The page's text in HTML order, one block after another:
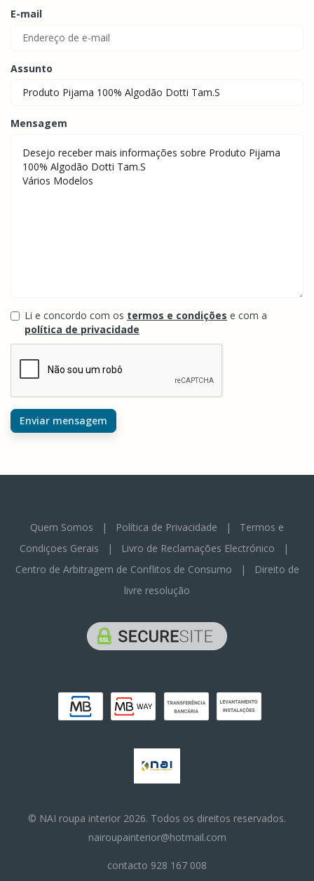
E-mail
Assunto
Mensagem
Li e concordo com os termos e condições e com a
política de privacidade
Enviar mensagem
Quem Somos | Política de Privacidade | Termos e
Condiçoes Gerais | Livro de Reclamações Electrónico |
Centro de Arbitragem de Conflitos de Consumo |
Direito de
livre resolução
© NAI roupa interior 2026. Todos os direitos reservados.
nairoupainterior@hotmail.com
contacto 928 167 008